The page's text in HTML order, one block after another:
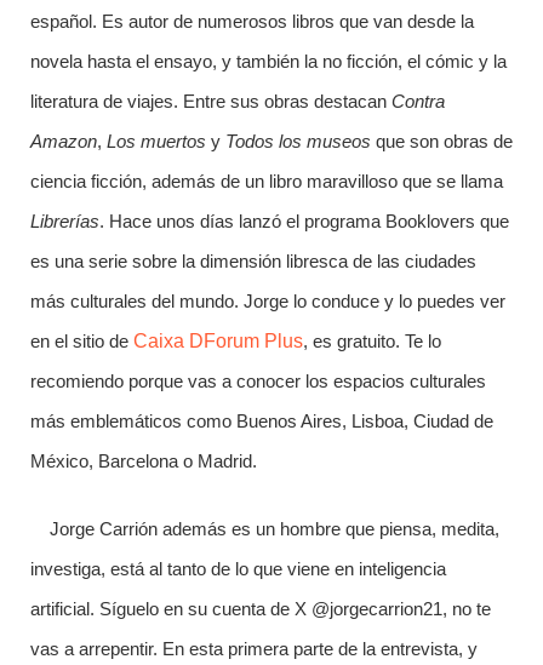
español. Es autor de numerosos libros que van desde la
novela hasta el ensayo, y también la no ficción, el cómic y la
literatura de viajes. Entre sus obras destacan Contra
Amazon, Los muertos y Todos los museos que son obras de
ciencia ficción, además de un libro maravilloso que se llama
Librerías. Hace unos días lanzó el programa Booklovers que
es una serie sobre la dimensión libresca de las ciudades
más culturales del mundo. Jorge lo conduce y lo puedes ver
en el sitio de Caixa DForum Plus, es gratuito. Te lo
recomiendo porque vas a conocer los espacios culturales
más emblemáticos como Buenos Aires, Lisboa, Ciudad de
México, Barcelona o Madrid.
Jorge Carrión además es un hombre que piensa, medita,
investiga, está al tanto de lo que viene en inteligencia
artificial. Síguelo en su cuenta de X @jorgecarrion21, no te
vas a arrepentir. En esta primera parte de la entrevista, y